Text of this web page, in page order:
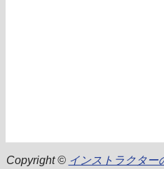
Copyright © インストラクター